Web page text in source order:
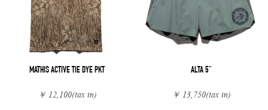
MATHIS ACTIVE TIE DYE PKT
￥ 12,100(tax in)
ALTA 5"
￥ 13,750(tax in)